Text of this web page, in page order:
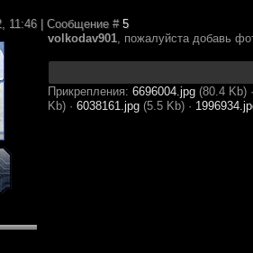
11:46 | Сообщение # 5
volkodav901, пожалуйста добавь
Прикрепления: 6696004.jpg (80.4 Kb) ·
Kb) · 6038161.jpg (5.5 Kb) ·